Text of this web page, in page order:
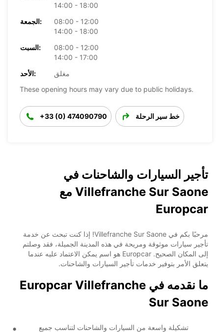
14:00 - 18:00
الجمعة:
08:00 - 12:00
14:00 - 18:00
السبت:
08:00 - 12:00
14:00 - 17:00
الأحد:
مغلق
These opening hours may vary due to public holidays.
+33 (0) 474090790 خط سير الرحلة
تأجير السيارات والشاحنات في
Villefranche Sur Saone مع
Europcar
مرحبًا بكم في Villefranche Sur Saone! إذا كنت تبحث عن خدمة
تأجير سيارات موثوقة ومريحة في هذه المدينة الجميلة، فقد وصلتم
إلى المكان الصحيح. Europcar هو اسم يمكن الاعتماد عليه عندما
يتعلق الأمر بتوفير خدمات تأجير السيارات والشاحنات.
ما نقدمه في Europcar Villefranche
Sur Saone
تشكيلة واسعة من السيارات والشاحنات لتناسب جميع